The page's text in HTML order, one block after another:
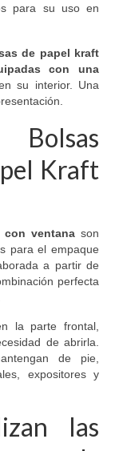
para su uso en
de papel kraft
con una
su interior. Una
Kraft
con ventana son
para el empaque
a partir de
perfecta
la parte frontal,
de abrirla.
de pie,
expositores y
las